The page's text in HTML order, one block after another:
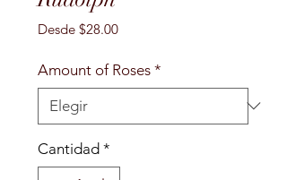
Desde $28.00Precio
oferta
Amount of Roses *
Cantidad *